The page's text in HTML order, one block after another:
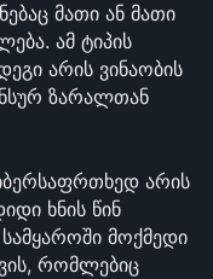
მათი ან მათი
ამ ტიპის
არის ვინაობის
ზარალთან
არის
ხნის წინ
მოქმედი
რომლებიც